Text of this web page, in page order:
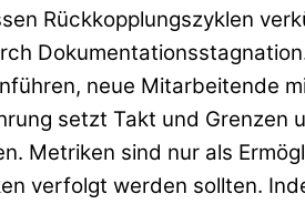
Rückkopplungszyklen
neue Mitarbeitende
setzt Takt und Grenzen
Metriken sind nur als
verfolgt werden sollten.